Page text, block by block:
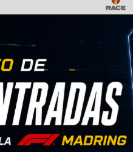
tener tu coche
que
cuando lo aconseja
más caras de
Te contamos